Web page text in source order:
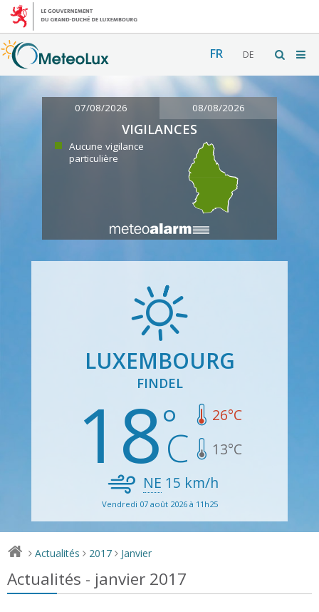
FR DE
07/08/2026 08/08/2026
VIGILANCES
Aucune vigilance
particulière
LUXEMBOURG
FINDEL
18 26°C
13°C
NE 15 km/h
Vendredi 07 août 2026 à 11h25
> Actualités > 2017 > Janvier
Actualités - janvier 2017